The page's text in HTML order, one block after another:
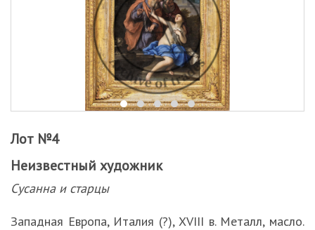
Лот №4
Неизвестный художник
Сусанна и старцы
Западная Европа, Италия (?), XVIII в. Металл, масло.